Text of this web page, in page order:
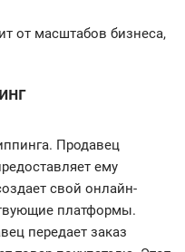
от масштабов бизнеса,
Продавец
ему
свой онлайн-
платформы.
передает заказ